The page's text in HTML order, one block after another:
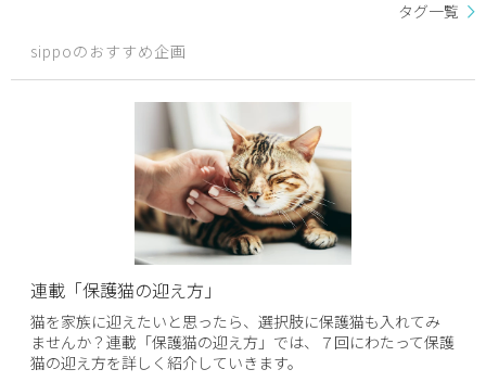
タグ一覧
sippoのおすすめ企画
連載「保護猫の迎え方」
猫を家族に迎えたいと思ったら、選択肢に保護猫も入れてみ
ませんか？連載「保護猫の迎え方」では、７回にわたって保護
猫の迎え方を詳しく紹介していきます。